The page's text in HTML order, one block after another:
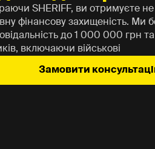
будь-яких нештатних
під тиском.
зброєю для
ситуаціях: від спроби
застосування сили та
зв'язку для постійної
SHERIFF, ви отримуєте не
фінансову захищеність. Ми
до 1 000 000 грн
включаючи військові
Замовити